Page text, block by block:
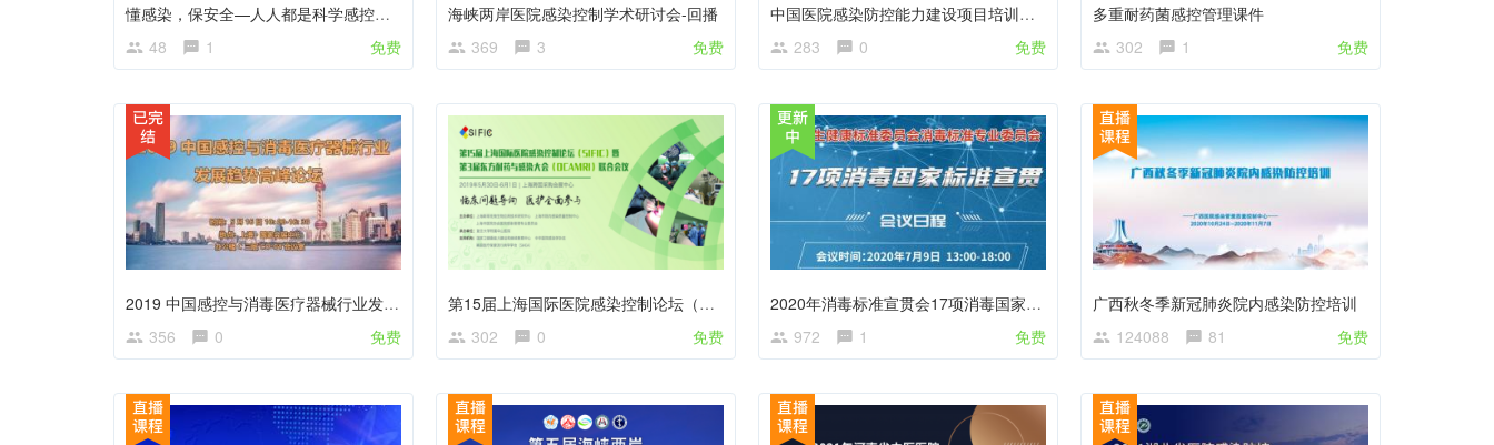
懂感染，保安全—人人都是科学感控实践者
48
1 免费
海峡两岸医院感染控制学术研讨会-回播
369
3 免费
中国医院感染防控能力建设项目培训班PPT课件
283
0 免费
多重耐药菌感控管理课件
302
1 免费
2019 中国感控与消毒医疗器械行业发展趋势高峰论坛
356
0 免费
第15届上海国际医院感染控制论坛（SIFIC）暨第3届东方耐药与感染大会（OCAMRI）联合会议
302
0 免费
2020年消毒标准宣贯会17项消毒国家标准汇总
972
1 免费
广西秋冬季新冠肺炎院内感染防控培训
124088
81 免费